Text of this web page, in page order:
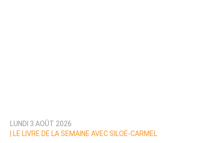
LUNDI 3 AOÛT 2026
LE LIVRE DE LA SEMAINE AVEC SILOË-CARMEL